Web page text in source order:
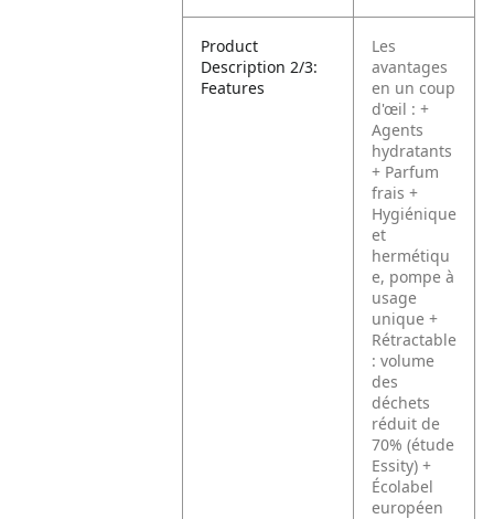
Product
Description 2/3:
Features
Les
avantages
en un coup
d'œil : +
Agents
hydratants
+ Parfum
frais +
Hygiénique
et
hermétiqu
e, pompe à
usage
unique +
Rétractable
: volume
des
déchets
réduit de
70% (étude
Essity) +
Écolabel
européen